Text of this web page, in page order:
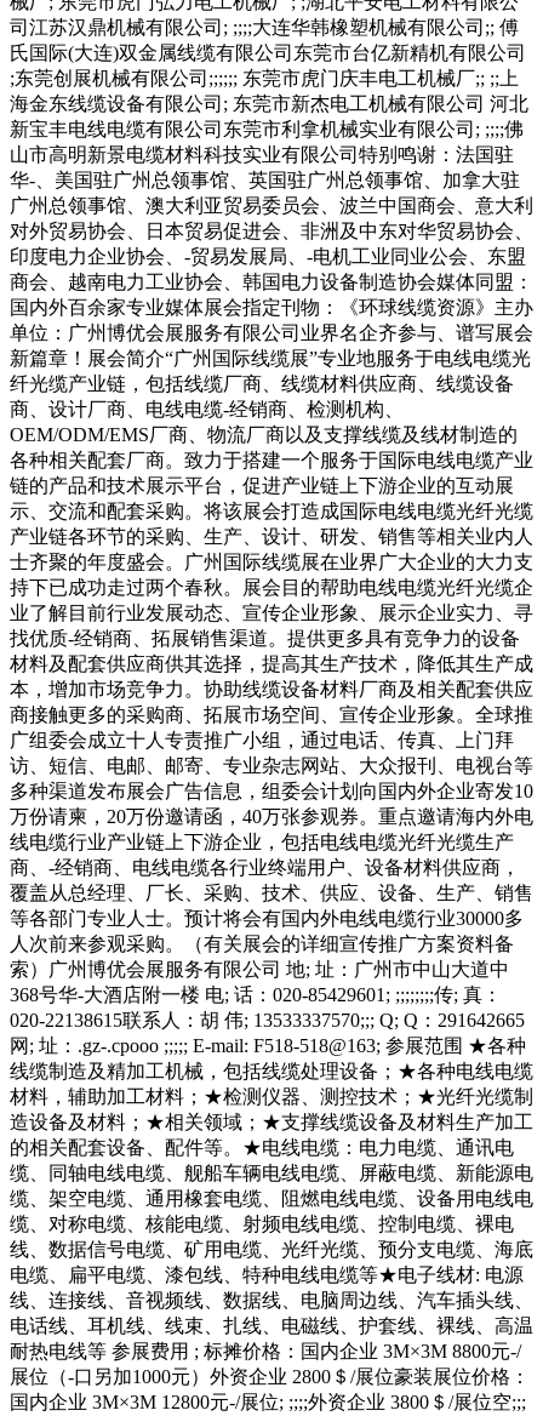
司江苏汉鼎机械有限公司; ;;;;大连华韩橡塑机械有限公司;; 傅
氏国际(大连)双金属线缆有限公司东莞市台亿新精机有限公司
;东莞创展机械有限公司;;;;;; 东莞市虎门庆丰电工机械厂;; ;;上
海金东线缆设备有限公司; 东莞市新杰电工机械有限公司 河北
新宝丰电线电缆有限公司东莞市利拿机械实业有限公司; ;;;;佛
山市高明新景电缆材料科技实业有限公司特别鸣谢：法国驻
华-、美国驻广州总领事馆、英国驻广州总领事馆、加拿大驻
广州总领事馆、澳大利亚贸易委员会、波兰中国商会、意大利
对外贸易协会、日本贸易促进会、非洲及中东对华贸易协会、
印度电力企业协会、-贸易发展局、-电机工业同业公会、东盟
商会、越南电力工业协会、韩国电力设备制造协会媒体同盟：
国内外百余家专业媒体展会指定刊物：《环球线缆资源》主办
单位：广州博优会展服务有限公司业界名企齐参与、谱写展会
新篇章！展会简介“广州国际线缆展”专业地服务于电线电缆光
纤光缆产业链，包括线缆厂商、线缆材料供应商、线缆设备
商、设计厂商、电线电缆-经销商、检测机构、
OEM/ODM/EMS厂商、物流厂商以及支撑线缆及线材制造的
各种相关配套厂商。致力于搭建一个服务于国际电线电缆产业
链的产品和技术展示平台，促进产业链上下游企业的互动展
示、交流和配套采购。将该展会打造成国际电线电缆光纤光缆
产业链各环节的采购、生产、设计、研发、销售等相关业内人
士齐聚的年度盛会。广州国际线缆展在业界广大企业的大力支
持下已成功走过两个春秋。展会目的帮助电线电缆光纤光缆企
业了解目前行业发展动态、宣传企业形象、展示企业实力、寻
找优质-经销商、拓展销售渠道。提供更多具有竞争力的设备
材料及配套供应商供其选择，提高其生产技术，降低其生产成
本，增加市场竞争力。协助线缆设备材料厂商及相关配套供应
商接触更多的采购商、拓展市场空间、宣传企业形象。全球推
广组委会成立十人专责推广小组，通过电话、传真、上门拜
访、短信、电邮、邮寄、专业杂志网站、大众报刊、电视台等
多种渠道发布展会广告信息，组委会计划向国内外企业寄发10
万份请柬，20万份邀请函，40万张参观券。重点邀请海内外电
线电缆行业产业链上下游企业，包括电线电缆光纤光缆生产
商、-经销商、电线电缆各行业终端用户、设备材料供应商，
覆盖从总经理、厂长、采购、技术、供应、设备、生产、销售
等各部门专业人士。预计将会有国内外电线电缆行业30000多
人次前来参观采购。（有关展会的详细宣传推广方案资料备
索）广州博优会展服务有限公司 地; 址：广州市中山大道中
368号华-大酒店附一楼 电; 话：020-85429601; ;;;;;;;;传; 真：
020-22138615联系人：胡 伟; 13533337570;;; Q; Q：291642665
网; 址：.gz-.cpooo ;;;;; E-mail: F518-518@163; 参展范围 ★各种
线缆制造及精加工机械，包括线缆处理设备；★各种电线电缆
材料，辅助加工材料；★检测仪器、测控技术；★光纤光缆制
造设备及材料；★相关领域；★支撑线缆设备及材料生产加工
的相关配套设备、配件等。★电线电缆：电力电缆、通讯电
缆、同轴电线电缆、舰船车辆电线电缆、屏蔽电缆、新能源电
缆、架空电缆、通用橡套电缆、阻燃电线电缆、设备用电线电
缆、对称电缆、核能电缆、射频电线电缆、控制电缆、裸电
线、数据信号电缆、矿用电缆、光纤光缆、预分支电缆、海底
电缆、扁平电缆、漆包线、特种电线电缆等★电子线材: 电源
线、连接线、音视频线、数据线、电脑周边线、汽车插头线、
电话线、耳机线、线束、扎线、电磁线、护套线、裸线、高温
耐热电线等 参展费用 ; 标摊价格：国内企业 3M×3M 8800元-/
展位（-口另加1000元）外资企业 2800＄/展位豪装展位价格：
国内企业 3M×3M 12800元-/展位; ;;;;外资企业 3800＄/展位空;;;